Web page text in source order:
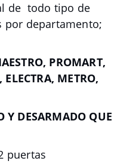
de todo tipo de
por departamento;
PROMART,
ELECTRA, METRO,
Y DESARMADO QUE
puertas